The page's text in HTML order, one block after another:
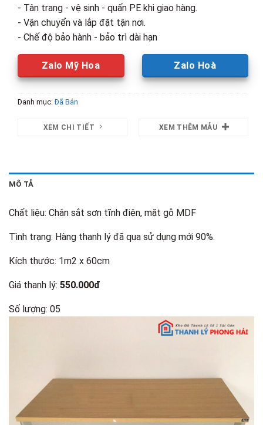
- Tân trang - vệ sinh - quấn PE khi giao hàng.
- Vận chuyển và lắp đặt tận nơi.
- Chế độ bảo hành - bảo trì dài hạn
Zalo Mỹ Hoa Zalo Hoà
Danh mục:Đã Bán
XEM CHI TIẾT XEM THÊM MẪU
MÔ TẢ
Chất liệu: Chân sắt sơn tĩnh điện, mặt gỗ MDF
Tình trạng: Hàng thanh lý đã qua sử dụng mới 90%.
Kích thước: 1m2 x 60cm
Giá thanh lý: 550.000đ
Số lượng: 05